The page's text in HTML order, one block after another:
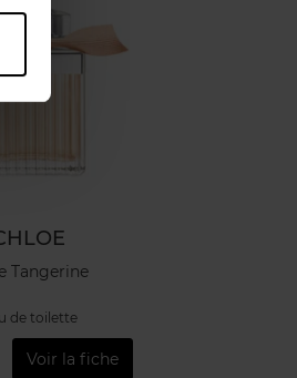
Tangerine
de toilette
Voir la fiche